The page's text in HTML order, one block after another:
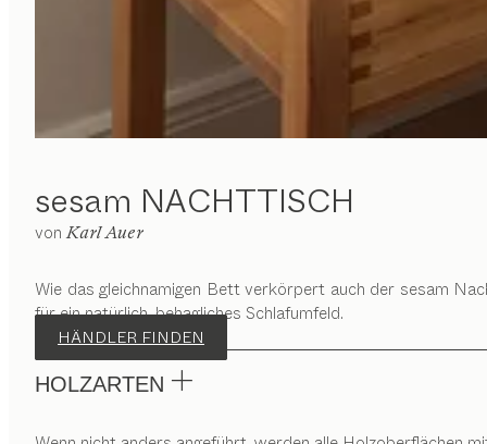
sesam NACHTTISCH
von Karl Auer
Wie das gleichnamigen Bett verkörpert auch der sesam
für ein natürlich, behagliches Schlafumfeld.
HÄNDLER FINDEN
HOLZARTEN